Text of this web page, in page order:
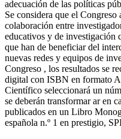
adecuación de las políticas
Se considera que el
colaboración entre
educativos y de investigación
que han de beneficiar del
nuevas redes y equipos de
Congreso , los resultados se
digital con ISBN en formato
Científico seleccionará un
se deberán transformarar en
publicados en un Libro
española n.º 1 en prestigio,